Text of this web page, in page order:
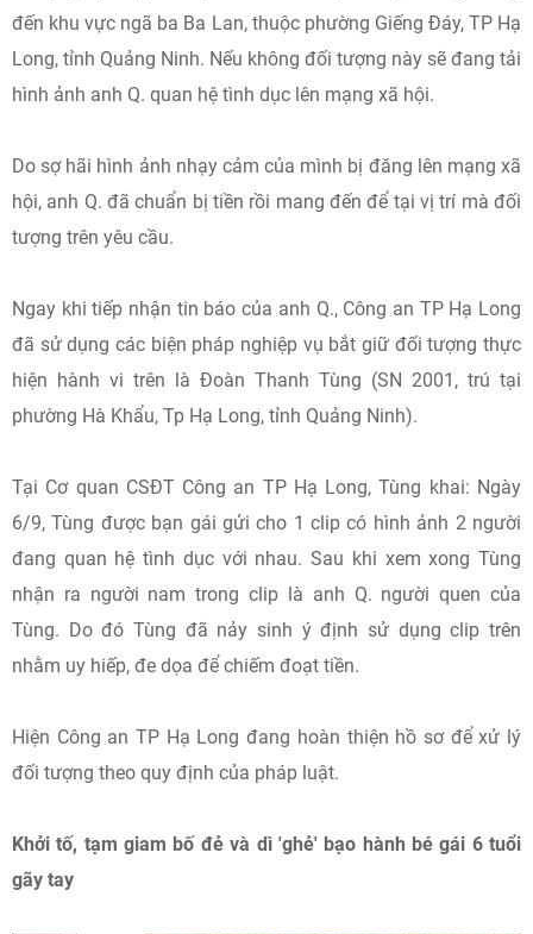
đến khu vực ngã ba Ba Lan, thuộc phường Giếng Đáy, TP Hạ
Long, tỉnh Quảng Ninh. Nếu không đối tượng này sẽ đang tải
hình ảnh anh Q. quan hệ tình dục lên mạng xã hội.
Do sợ hãi hình ảnh nhạy cảm của mình bị đăng lên mạng xã
hội, anh Q. đã chuẩn bị tiền rồi mang đến để tại vị trí mà đối
tượng trên yêu cầu.
Ngay khi tiếp nhận tin báo của anh Q., Công an TP Hạ Long
đã sử dụng các biện pháp nghiệp vụ bắt giữ đối tượng thực
hiện hành vi trên là Đoàn Thanh Tùng (SN 2001, trú tại
phường Hà Khẩu, Tp Hạ Long, tỉnh Quảng Ninh).
Tại Cơ quan CSĐT Công an TP Hạ Long, Tùng khai: Ngày
6/9, Tùng được bạn gái gửi cho 1 clip có hình ảnh 2 người
đang quan hệ tình dục với nhau. Sau khi xem xong Tùng
nhận ra người nam trong clip là anh Q. người quen của
Tùng. Do đó Tùng đã nảy sinh ý định sử dụng clip trên
nhằm uy hiếp, đe dọa để chiếm đoạt tiền.
Hiện Công an TP Hạ Long đang hoàn thiện hồ sơ để xử lý
đối tượng theo quy định của pháp luật.
Khởi tố, tạm giam bố đẻ và dì 'ghẻ' bạo hành bé gái 6 tuổi
gãy tay